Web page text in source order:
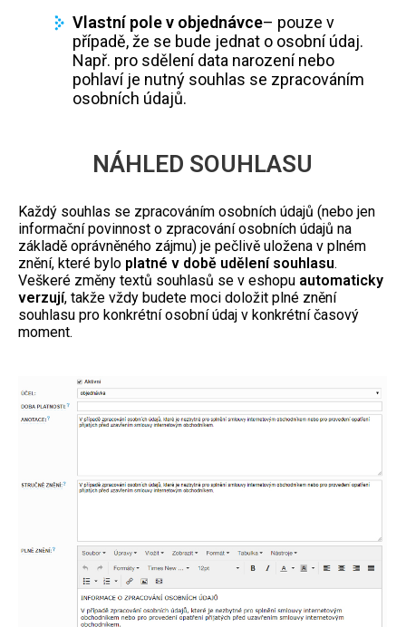
Vlastní pole v objednávce– pouze v
případě, že se bude jednat o osobní údaj.
Např. pro sdělení data narození nebo
pohlaví je nutný souhlas se zpracováním
osobních údajů.
NÁHLED SOUHLASU
Každý souhlas se zpracováním osobních údajů (nebo jen
informační povinnost o zpracování osobních údajů na
základě oprávněného zájmu) je pečlivě uložena v plném
znění, které bylo platné v době udělení souhlasu.
Veškeré změny textů souhlasů se v eshopu automaticky
verzují, takže vždy budete moci doložit plné znění
souhlasu pro konkrétní osobní údaj v konkrétní časový
moment.